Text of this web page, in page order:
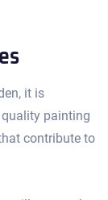
it is
painting
contribute to